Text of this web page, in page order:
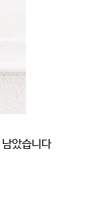
남았습니다